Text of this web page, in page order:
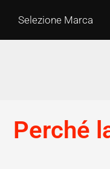
Selezione Marca
Perché